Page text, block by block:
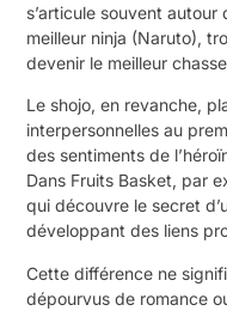
s’articule souvent
meilleur ninja (Naruto),
devenir le meilleur
Le shojo, en revanche,
interpersonnelles au
des sentiments de
Dans Fruits Basket, par
qui découvre le secret
développant des liens
Cette différence ne
dépourvus de romance